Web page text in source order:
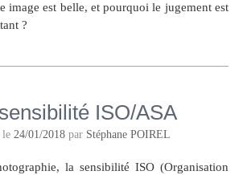
image est belle, et pourquoi le jugement est
?
ISO/ASA
le 24/01/2018 par Stéphane POIREL
la sensibilité ISO (Organisation